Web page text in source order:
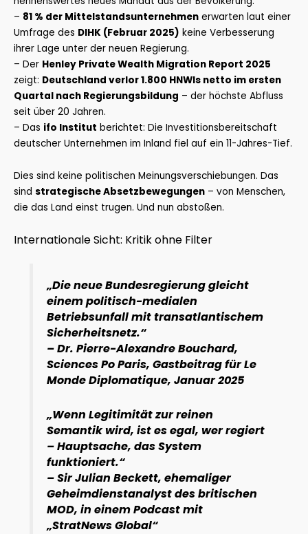
– 81 % der Mittelstandsunternehmen erwarten laut einer
Umfrage des DIHK (Februar 2025) keine Verbesserung
ihrer Lage unter der neuen Regierung.
– Der Henley Private Wealth Migration Report 2025
zeigt: Deutschland verlor 1.800 HNWIs netto im ersten
Quartal nach Regierungsbildung – der höchste Abfluss
seit über 20 Jahren.
– Das ifo Institut berichtet: Die Investitionsbereitschaft
deutscher Unternehmen im Inland fiel auf ein 11-Jahres-Tief.
Dies sind keine politischen Meinungsverschiebungen. Das
sind strategische Absetzbewegungen – von Menschen,
die das Land einst trugen. Und nun abstoßen.
Internationale Sicht: Kritik ohne Filter
„Die neue Bundesregierung gleicht
einem politisch-medialen
Betriebsunfall mit transatlantischem
Sicherheitsnetz.“
– Dr. Pierre-Alexandre Bouchard,
Sciences Po Paris, Gastbeitrag für Le
Monde Diplomatique, Januar 2025
„Wenn Legitimität zur reinen
Semantik wird, ist es egal, wer regiert
– Hauptsache, das System
funktioniert.“
– Sir Julian Beckett, ehemaliger
Geheimdienstanalyst des britischen
MOD, in einem Podcast mit
„StratNews Global“